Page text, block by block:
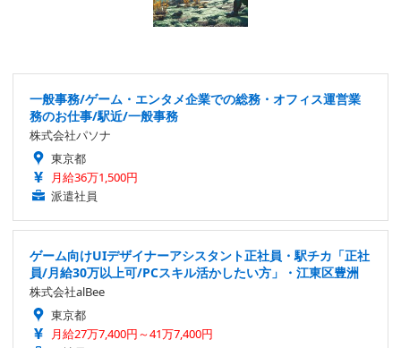
一般事務/ゲーム・エンタメ企業での総務・オフィス運営業
務のお仕事/駅近/一般事務
株式会社パソナ
東京都
月給36万1,500円
派遣社員
ゲーム向けUIデザイナーアシスタント正社員・駅チカ「正社
員/月給30万以上可/PCスキル活かしたい方」・江東区豊洲
株式会社alBee
東京都
月給27万7,400円～41万7,400円